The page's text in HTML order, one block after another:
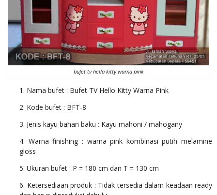
bufet tv hello kitty warna pink
1. Nama bufet : Bufet TV Hello Kitty Warna Pink
2. Kode bufet : BFT-8
3. Jenis kayu bahan baku : Kayu mahoni / mahogany
4. Warna finishing : warna pink kombinasi putih melamine
gloss
5. Ukuran bufet : P = 180 cm dan T = 130 cm
6. Ketersediaan produk : Tidak tersedia dalam keadaan ready